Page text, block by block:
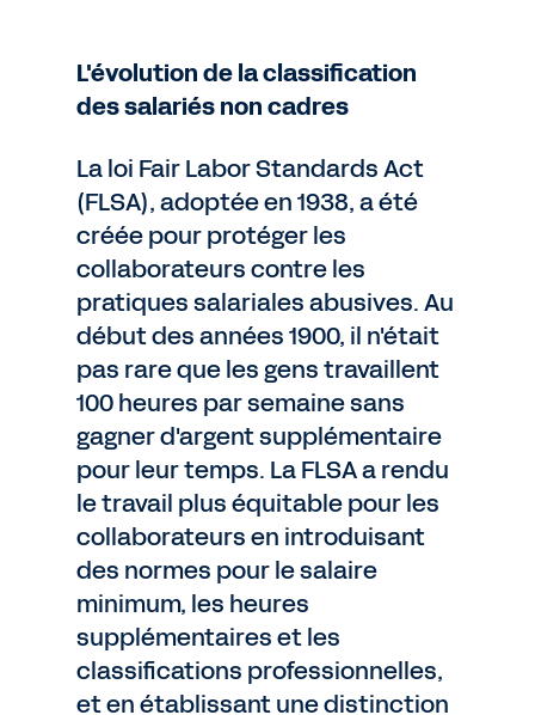
L'évolution de la classification
des salariés non cadres
La loi Fair Labor Standards Act
(FLSA), adoptée en 1938, a été
créée pour protéger les
collaborateurs contre les
pratiques salariales abusives. Au
début des années 1900, il n'était
pas rare que les gens travaillent
100 heures par semaine sans
gagner d'argent supplémentaire
pour leur temps. La FLSA a rendu
le travail plus équitable pour les
collaborateurs en introduisant
des normes pour le salaire
minimum, les heures
supplémentaires et les
classifications professionnelles,
et en établissant une distinction